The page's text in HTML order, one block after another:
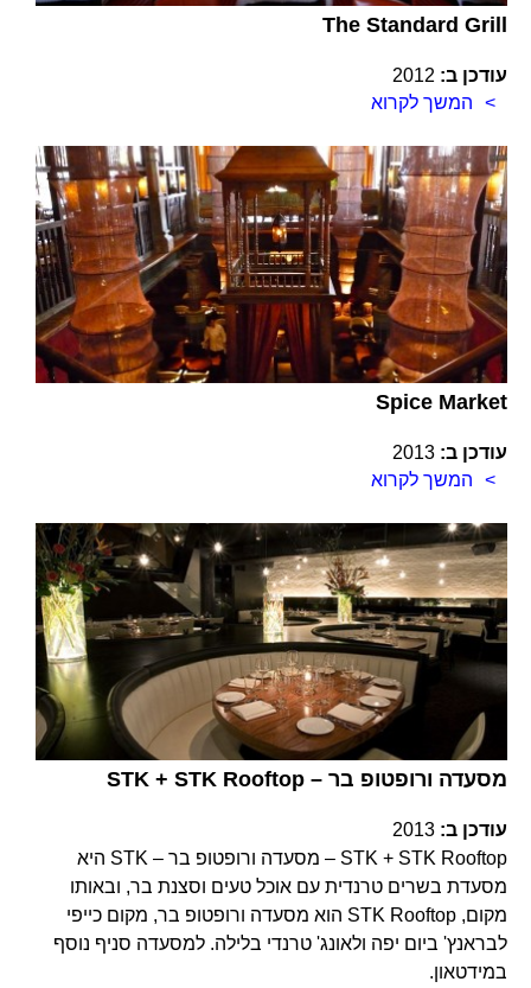
The Standard Grill
עודכן ב: 2012
המשך לקרוא
Spice Market
עודכן ב: 2013
המשך לקרוא
STK + STK Rooftop – מסעדה ורופטופ בר
עודכן ב: 2013
STK + STK Rooftop – מסעדה ורופטופ בר – STK היא
מסעדת בשרים טרנדית עם אוכל טעים וסצנת בר, ובאותו
מקום, STK Rooftop הוא מסעדה ורופטופ בר, מקום כייפי
לבראנץ' ביום יפה ולאונג' טרנדי בלילה. למסעדה סניף נוסף
במידטאון.